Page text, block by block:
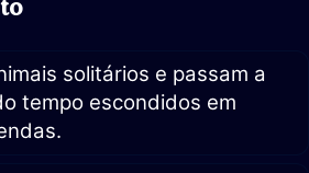
solitários e passam a
tempo escondidos em